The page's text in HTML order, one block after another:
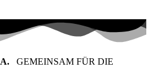
GEMEINSAM FÜR DIE